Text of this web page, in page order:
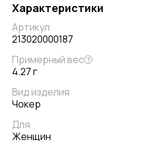
Характеристики
Артикул
213020000187
Примерный вес ?
4.27 г
Вид изделия
Чокер
Для
Женщин